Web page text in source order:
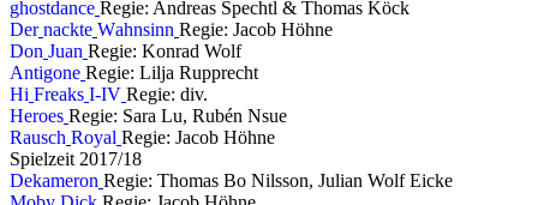
ghostdance Regie: Andreas Spechtl & Thomas Köck
Der nackte Wahnsinn Regie: Jacob Höhne
Don Juan Regie: Konrad Wolf
Antigone Regie: Lilja Rupprecht
Hi Freaks I-IV Regie: div.
Heroes Regie: Sara Lu, Rubén Nsue
Rausch Royal Regie: Jacob Höhne
Spielzeit 201 7/18
Dekameron Regie: Thomas Bo Nilsson, Julian Wolf Eicke